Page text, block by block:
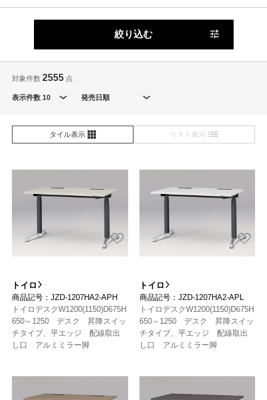
絞り込む
対象件数 2555 点
表示件数
タイル表示 リスト表示
トイロ
商品記号：JZD-1207HA2-APH
トイロデスクW1200(1150)D675H
650～1250 デスク 昇降スイッ
チタイプ、平エッジ 配線取出
し口 アルミミラー脚
トイロ
商品記号：JZD-1207HA2-APL
トイロデスクW1200(1150)D675H
650～1250 デスク 昇降スイッ
チタイプ、平エッジ 配線取出
し口 アルミミラー脚